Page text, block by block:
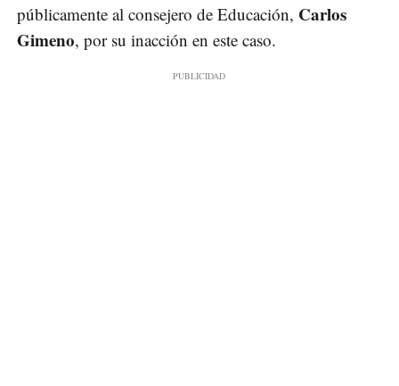
públicamente al consejero de Educación, Carlos
Gimeno, por su inacción en este caso.